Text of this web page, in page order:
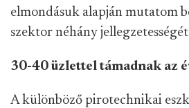
elmondásuk alapján mutatom
szektor néhány
30-40 üzlettel támadnak az
A különböző pirotechnikai